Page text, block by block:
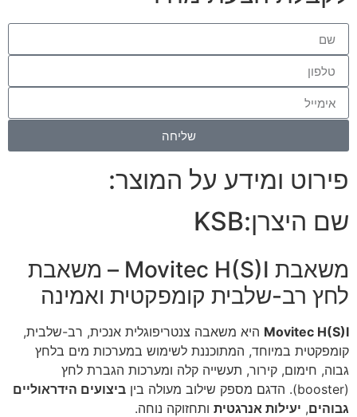
פירוט ומידע על המוצר:
שם היצרן:KSB
משאבת Movitec H(S)I – משאבת
לחץ רב-שלבית קומפקטית ואמינה
Movitec H(S)I היא משאבה צנטריפוגלית אנכית, רב-שלבית,
קומפקטית במיוחד, המתוכננת לשימוש במערכות מים בלחץ
גבוה, חימום, קירור, תעשייה קלה ומערכות הגברת לחץ
(booster). הדגם מספק שילוב מעולה בין
ביצועים הידראוליים
גבוהים, יעילות אנרגטית ותחזוקה נוחה.
שליחה